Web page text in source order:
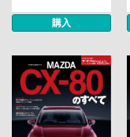
購入